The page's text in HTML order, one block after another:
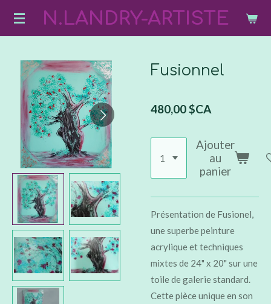
Passer
principal
N.LANDRY-ARTISTE
Fusionnel
480,00 $CA
Ajouter
au
panier
Présentation de Fusionel,
une superbe peinture
acrylique et techniques
mixtes de 24" x 20" sur une
toile de galerie standard.
Cette pièce unique en son